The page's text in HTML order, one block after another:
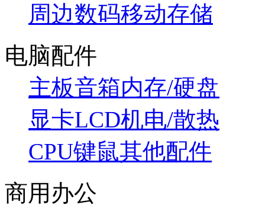
周边数码移动存储
电脑配件
主板音箱内存/硬盘
显卡LCD机电/散热
CPU键鼠其他配件
商用办公